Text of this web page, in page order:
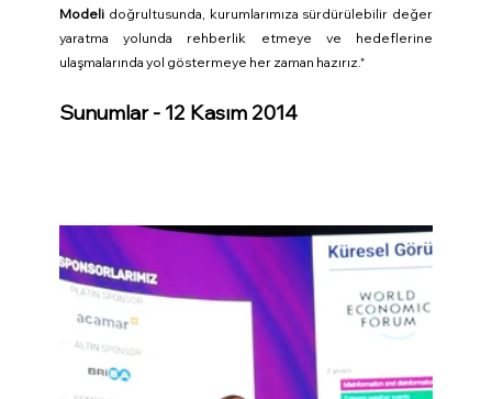
Modeli doğrultusunda, kurumlarımıza sürdürülebilir değer
yaratma yolunda rehberlik etmeye ve hedeflerine
ulaşmalarında yol göstermeye her zaman hazırız."
Sunumlar - 12 Kasım 2014